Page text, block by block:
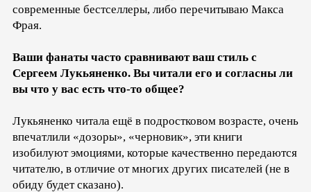
современные бестселлеры, либо перечитываю Макса
Фрая.
Ваши фанаты часто сравнивают ваш стиль с
Сергеем Лукьяненко. Вы читали его и согласны ли
вы что у вас есть что-то общее?
Лукьяненко читала ещё в подростковом возрасте, очень
впечатлили «дозоры», «черновик», эти книги
изобилуют эмоциями, которые качественно передаются
читателю, в отличие от многих других писателей (не в
обиду будет сказано).